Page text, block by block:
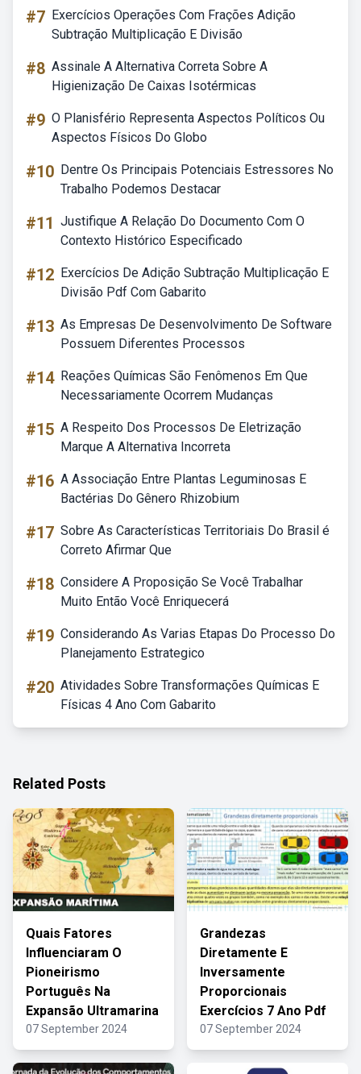
#7 Exercícios Operações Com Frações Adição
Subtração Multiplicação E Divisão
#8 Assinale A Alternativa Correta Sobre A
Higienização De Caixas Isotérmicas
#9 O Planisfério Representa Aspectos Políticos Ou
Aspectos Físicos Do Globo
#10 Dentre Os Principais Potenciais Estressores No
Trabalho Podemos Destacar
#11 Justifique A Relação Do Documento Com O
Contexto Histórico Especificado
#12 Exercícios De Adição Subtração Multiplicação E
Divisão Pdf Com Gabarito
#13 As Empresas De Desenvolvimento De Software
Possuem Diferentes Processos
#14 Reações Químicas São Fenômenos Em Que
Necessariamente Ocorrem Mudanças
#15 A Respeito Dos Processos De Eletrização
Marque A Alternativa Incorreta
#16 A Associação Entre Plantas Leguminosas E
Bactérias Do Gênero Rhizobium
#17 Sobre As Características Territoriais Do Brasil é
Correto Afirmar Que
#18 Considere A Proposição Se Você Trabalhar
Muito Então Você Enriquecerá
#19 Considerando As Varias Etapas Do Processo Do
Planejamento Estrategico
#20 Atividades Sobre Transformações Químicas E
Físicas 4 Ano Com Gabarito
Related Posts
Quais Fatores
Influenciaram O
Pioneirismo
Português Na
Expansão Ultramarina
07 September 2024
Grandezas
Diretamente E
Inversamente
Proporcionais
Exercícios 7 Ano Pdf
07 September 2024